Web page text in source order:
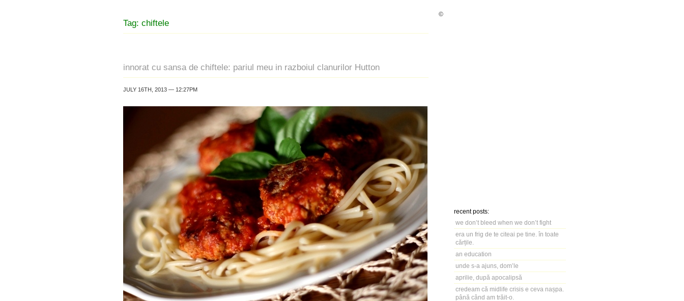
recent posts:
we don’t bleed when we don’t fight
era un frig de te citeai pe tine. în toate
cărțile.
an education
unde s-a ajuns, dom’le
aprilie, după apocalipsă
credeam că midlife crisis e ceva nașpa.
până când am trăit-o.
Tag: chiftele
innorat cu sansa de chiftele: pariul meu in razboiul clanurilor Hutton
JULY 16TH, 2013 — 12:27PM
©